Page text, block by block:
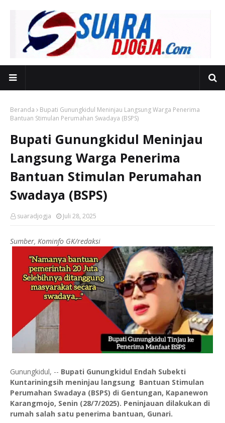
Beranda
Bupati Gunungkidul Meninjau Langsung Warga Penerima
Bantuan Stimulan Perumahan Swadaya (BSPS)
Bupati Gunungkidul Meninjau
Langsung Warga Penerima
Bantuan Stimulan Perumahan
Swadaya (BSPS)
suaradjogja Juli 28, 2025
Sumber, Kominfo GK/redaksi
Gunungkidul, -- Bupati Gunungkidul Endah Subekti
Kuntariningsih meninjau langsung Bantuan Stimulan
Perumahan Swadaya (BSPS) di Gentungan, Kapanewon
Karangmojo, Senin (28/7/2025). Peninjauan dilakukan di
rumah salah satu penerima bantuan, Gunari.